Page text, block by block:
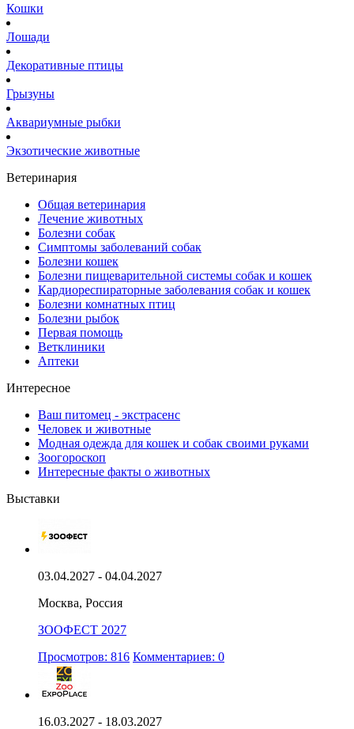
Кошки
Лошади
Декоративные птицы
Грызуны
Аквариумные рыбки
Экзотические животные
Ветеринария
Общая ветеринария
Лечение животных
Болезни собак
Симптомы заболеваний собак
Болезни кошек
Болезни пищеварительной системы собак и кошек
Кардиореспираторные заболевания собак и кошек
Болезни комнатных птиц
Болезни рыбок
Первая помощь
Ветклиники
Аптеки
Интересное
Ваш питомец - экстрасенс
Человек и животные
Модная одежда для кошек и собак своими руками
Зоогороскоп
Интересные факты о животных
Выставки
03.04.2027 - 04.04.2027
Москва, Россия
ЗООФЕСТ 2027
Просмотров: 816 Комментариев: 0
16.03.2027 - 18.03.2027